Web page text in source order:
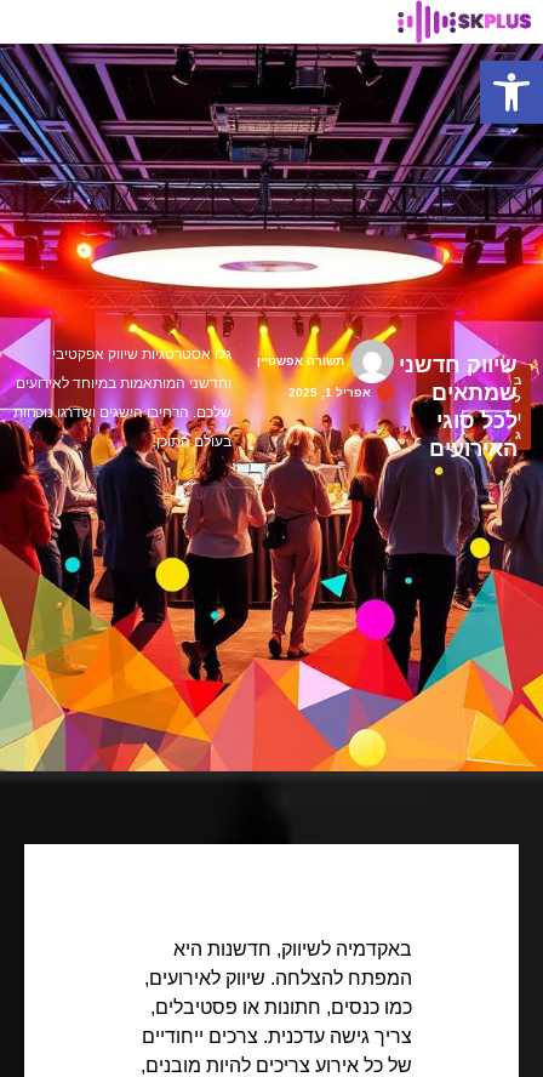
ב
ל
ו
ג
שיווק חדשני
שמתאים
לכל סוגי
האירועים
תשורה אפשטיין
אפריל 1, 2025
גלו אסטרטגיות שיווק אפקטיבי
וחדשני המותאמות במיוחד לאירועים
שלכם. הרחיבו הישגים ושדרגו נוכחות
בעולם התוכן.
באקדמיה לשיווק, חדשנות היא
המפתח להצלחה. שיווק לאירועים,
כמו כנסים, חתונות או פסטיבלים,
צריך גישה עדכנית. צרכים ייחודיים
של כל אירוע צריכים להיות מובנים,
פתח סרגל נגישות